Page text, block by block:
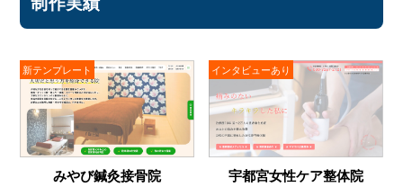
みやび鍼灸接骨院
新テンプレート
宇都宮女性ケア整体院
インタビューあり